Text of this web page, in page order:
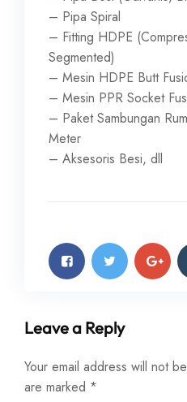
– Pipa Spiral
– Fitting HDPE
Segmented)
– Mesin HDPE Butt
– Mesin PPR Socket
– Paket Sambungan
Meter
– Aksesoris Besi, dll
Leave a Reply
Your email address will not
are marked *